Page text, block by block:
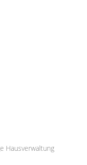
Hausverwaltung